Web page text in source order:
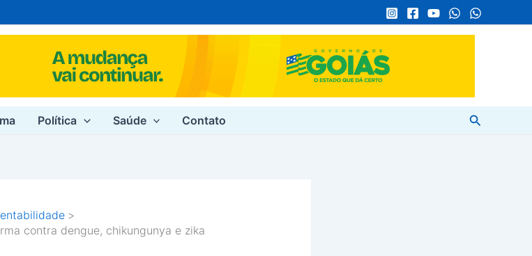
Política Saúde Contato Pesquisar
contra dengue, chikungunya e zika